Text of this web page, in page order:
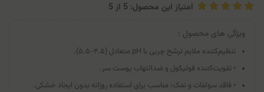
امتیاز این محصول: 5 از 5
ویژگی های محصول :
تنظیم‌کننده ملایم ترشح چربی با pH متعادل (۴.۵-۵.۵).
• تقویت‌کننده فولیکول و ضدالتهاب پوست سر.
• فاقد سولفات و نمک؛ مناسب برای استفاده روزانه بدون ایجاد خشکی.